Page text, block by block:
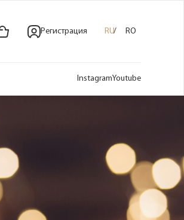
Регистрация RU RO
InstagramYoutube